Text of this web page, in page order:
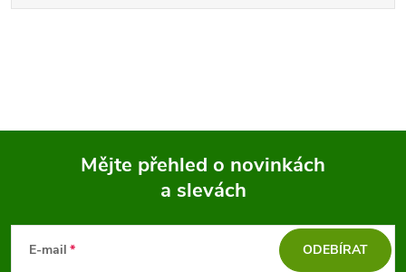
Mějte přehled o novinkách
a slevách
E-mail ODEBÍRAT